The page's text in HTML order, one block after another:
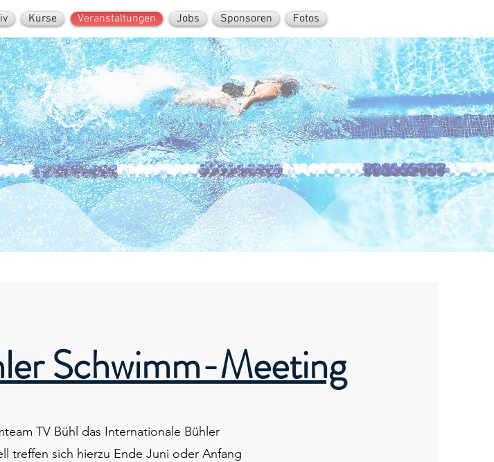
Kurse Veranstaltungen Jobs Sponsoren Fotos
Schwimm-Meeting
TV Bühl das Internationale Bühler
treffen sich hierzu Ende Juni oder Anfang